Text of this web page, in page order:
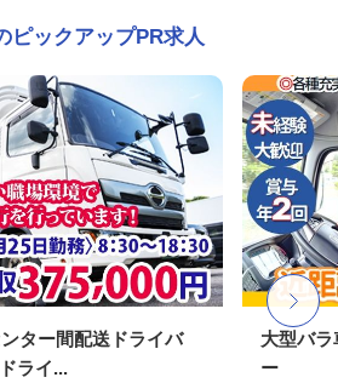
ピックアップPR求人
ター間配送ドライバ
ライ...
大型バ
ー